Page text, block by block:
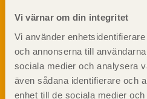
Vi värnar om din integritet
Vi använder
och annonserna till
sociala medier och analysera
även sådana identifierare och
enhet till de sociala medier